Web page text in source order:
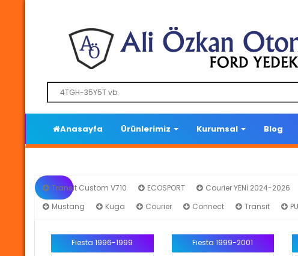
Anasayfa Ürünlerimiz Kurumsal Blog
Transit Custom V710 ECOSPORT Courier YENİ 2024-2026
Mustang
Kuga Courier Connect Transit
Fiesta 1996-1999 Fiesta 1999-2001